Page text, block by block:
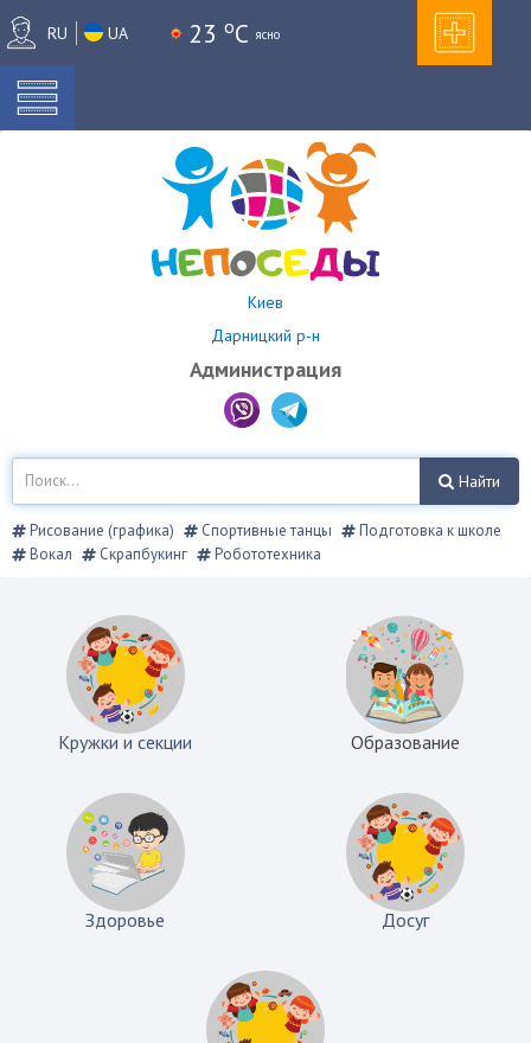
RU UA 23 oC ясно
Киев
Дарницкий р-н
Администрация
Найти
Рисование (графика) Спортивные танцы
Подготовка к школе
Вокал
Скрапбукинг Робототехника
Кружки и секции Образование
Здоровье Досуг